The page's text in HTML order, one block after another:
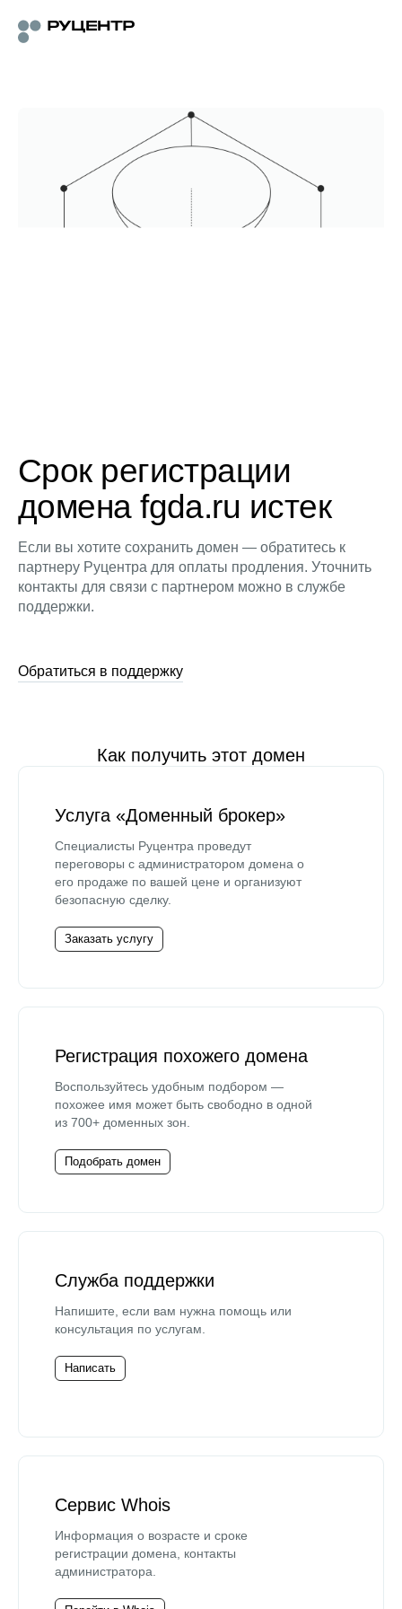
Срок регистрации
домена fgda.ru истек
Если вы хотите сохранить домен — обратитесь к
партнеру Руцентра для оплаты продления. Уточнить
контакты для связи с партнером можно в службе
поддержки.
Обратиться в поддержку
Как получить этот домен
Услуга «Доменный брокер»
Специалисты Руцентра проведут
переговоры с администратором домена о
его продаже по вашей цене и организуют
безопасную сделку.
Заказать услугу
Регистрация похожего домена
Воспользуйтесь удобным подбором —
похожее имя может быть свободно в одной
из 700+ доменных зон.
Подобрать домен
Служба поддержки
Напишите, если вам нужна помощь или
консультация по услугам.
Написать
Сервис Whois
Информация о возрасте и сроке
регистрации домена, контакты
администратора.